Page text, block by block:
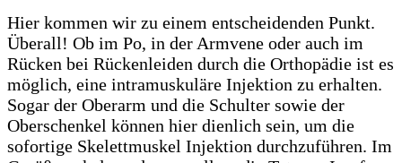
Hier kommen wir zu einem entscheidenden Punkt.
Überall! Ob im Po, in der Armvene oder auch im
Rücken bei Rückenleiden durch die Orthopädie ist es
möglich, eine intramuskuläre Injektion zu erhalten.
Sogar der Oberarm und die Schulter sowie der
Oberschenkel können hier dienlich sein, um die
sofortige Skelettmuskel Injektion durchzuführen. Im